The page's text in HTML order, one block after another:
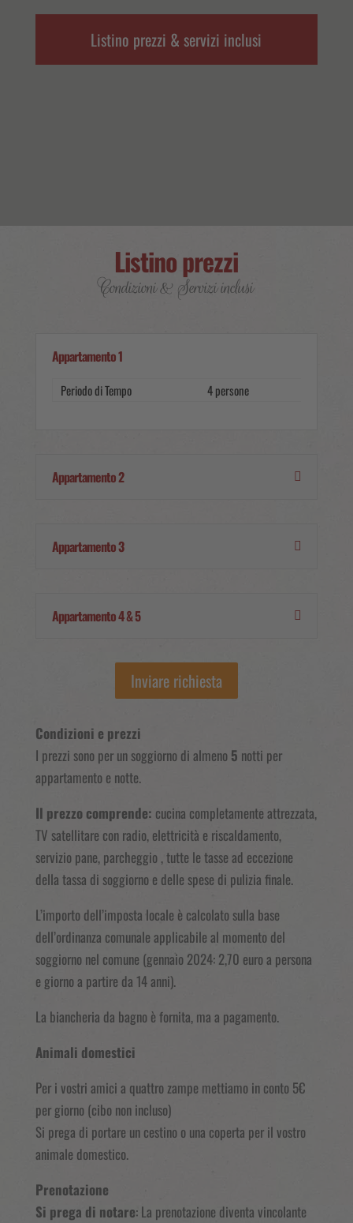
Listino prezzi & servizi inclusi
Listino prezzi
Condizioni & Servizi inclusi
Appartamento 1
Periodo di Tempo 4 persone
Appartamento 2
Appartamento 3
Appartamento 4 & 5
Inviare richiesta
Condizioni e prezzi
I prezzi sono per un soggiorno di almeno 5 notti per
appartamento e notte.
Il prezzo comprende: cucina completamente attrezzata,
TV satellitare con radio, elettricità e riscaldamento,
servizio pane, parcheggio , tutte le tasse ad eccezione
della tassa di soggiorno e delle spese di pulizia finale.
L’importo dell’imposta locale è calcolato sulla base
dell’ordinanza comunale applicabile al momento del
soggiorno nel comune (gennaio 2024: 2,70 euro a persona
e giorno a partire da 14 anni).
La biancheria da bagno è fornita, ma a pagamento.
Animali domestici
Per i vostri amici a quattro zampe mettiamo in conto 5€
per giorno (cibo non incluso)
Si prega di portare un cestino o una coperta per il vostro
animale domestico.
Prenotazione
Si prega di notare: La prenotazione diventa vincolante